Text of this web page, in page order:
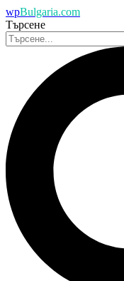
wpBulgaria.com
Търсене